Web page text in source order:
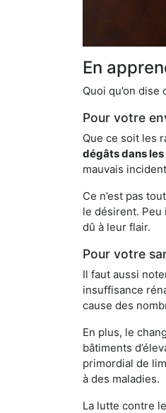
En
Quoi qu’on
Pour votre
Que ce soit les
dégâts dans les
mauvais
Ce n’est pas
le désirent. Peu
dû à leur flair.
Pour votre
Il faut aussi
insuffisance
cause des
En plus, le
bâtiments
primordial de
à des maladies.
La lutte contre